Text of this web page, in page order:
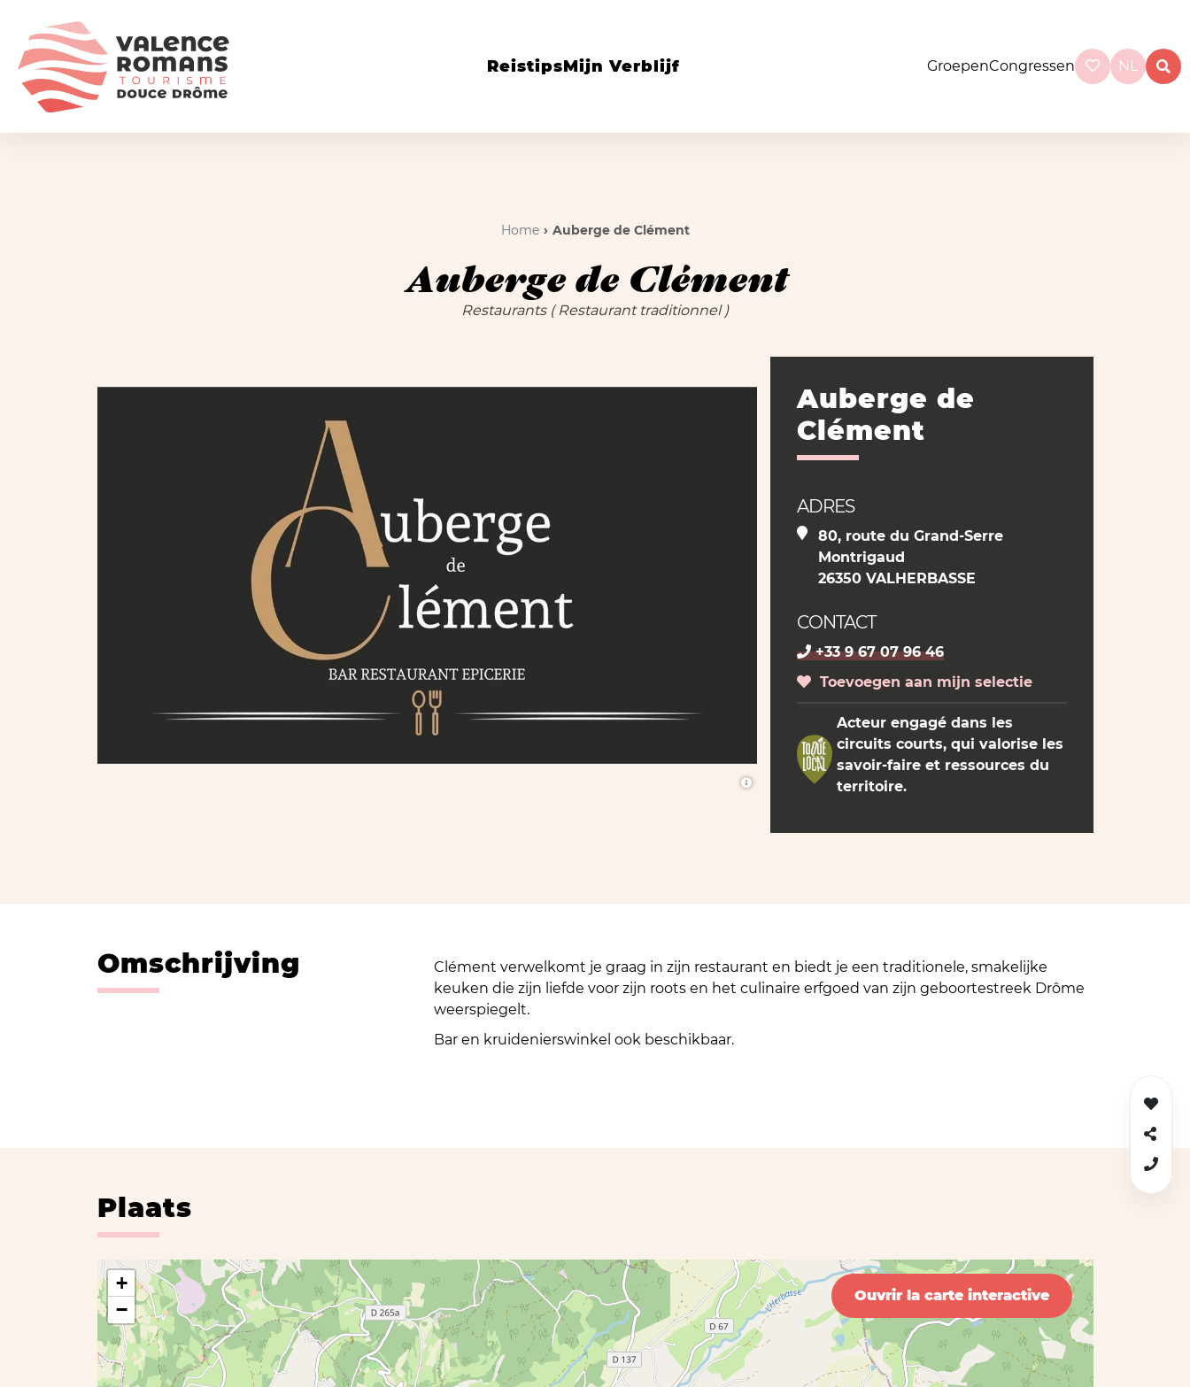
ReistipsMijn Verblijf GroepenCongressen NL
Home Auberge de Clément
Auberge de Clément
Restaurants ( Restaurant traditionnel )
Auberge de
Clément
ADRES
80, route du Grand-Serre
Montrigaud
26350 VALHERBASSE
CONTACT
+33 9 67 07 96 46
Toevoegen aan mijn selectie
Acteur engagé dans les
circuits courts, qui valorise les
savoir-faire et ressources du
territoire.
Omschrijving
Clément verwelkomt je graag in zijn restaurant en biedt je een traditionele, smakelijke
keuken die zijn liefde voor zijn roots en het culinaire erfgoed van zijn geboortestreek Drôme
weerspiegelt.
Bar en kruidenierswinkel ook beschikbaar.
Plaats
Ouvrir la carte interactive
+
−